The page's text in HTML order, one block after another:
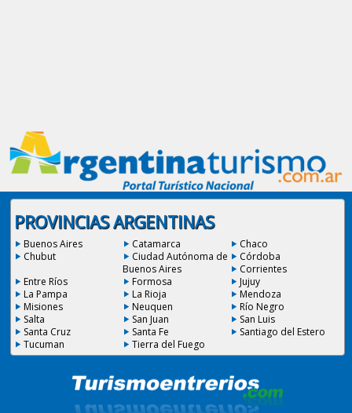
PROVINCIAS ARGENTINAS
Buenos Aires Catamarca
Chaco
Chubut
Ciudad Autónoma de
Buenos Aires
Córdoba
Corrientes
Entre Ríos
Formosa
Jujuy
La Pampa
La Rioja
Mendoza
Misiones
Neuquen
Río Negro
Salta
San Juan
San Luis
Santa Cruz
Santa Fe
Santiago del Estero
Tucuman
Tierra del Fuego